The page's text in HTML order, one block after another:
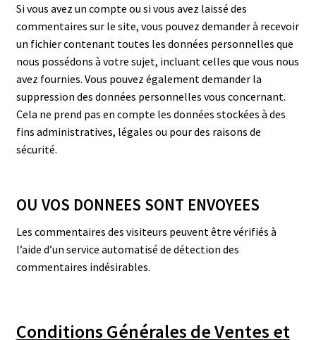
Si vous avez un compte ou si vous avez laissé des
commentaires sur le site, vous pouvez demander à recevoir
un fichier contenant toutes les données personnelles que
nous possédons à votre sujet, incluant celles que vous nous
avez fournies. Vous pouvez également demander la
suppression des données personnelles vous concernant.
Cela ne prend pas en compte les données stockées à des
fins administratives, légales ou pour des raisons de
sécurité.
OU VOS DONNEES SONT ENVOYEES
Les commentaires des visiteurs peuvent être vérifiés à
l’aide d’un service automatisé de détection des
commentaires indésirables.
Conditions Générales de Ventes et